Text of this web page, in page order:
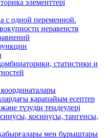
элементтері
с одной переменной.
неравенств
статистики и
қарапайым есептер
түзудің теңдеулері
косинусы, тангенсы,
мен бұрыштары